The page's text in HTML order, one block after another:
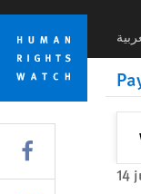
Skip
cookie
privacy
notice
Skip
main
content
14
Share this via